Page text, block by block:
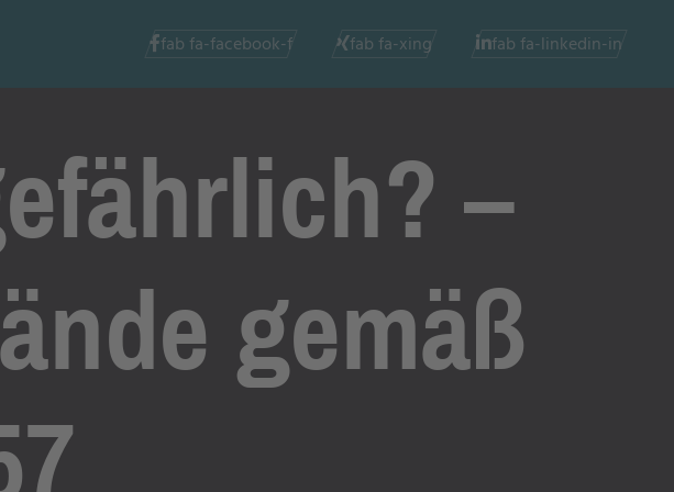
fab fa-facebook-f fab fa-xing fab fa-linkedin-in
–
gemäß